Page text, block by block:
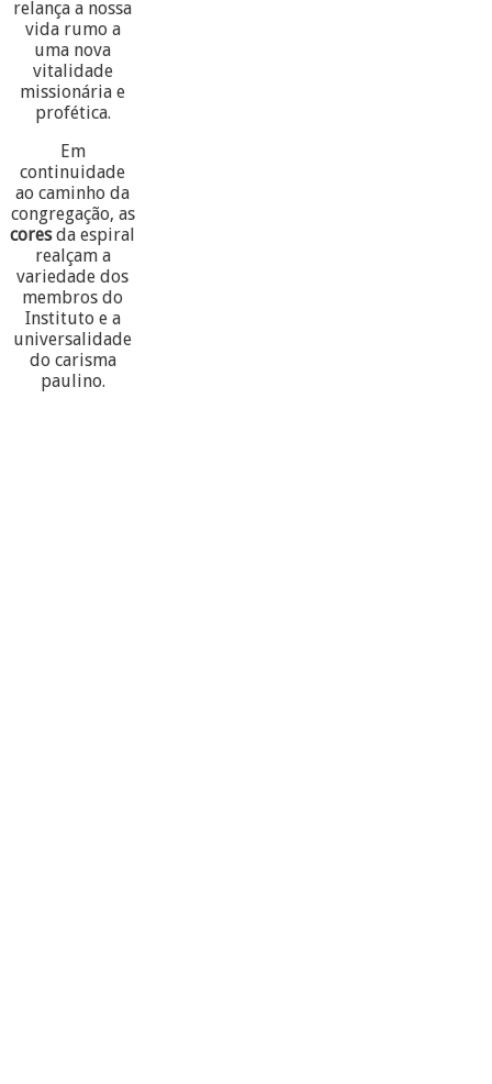
relança a nossa
vida rumo a
uma nova
vitalidade
missionária e
profética.
Em
continuidade
ao caminho da
congregação, as
coresda espiral
realçam a
variedade dos
membros do
Instituto e a
universalidade
do carisma
paulino.